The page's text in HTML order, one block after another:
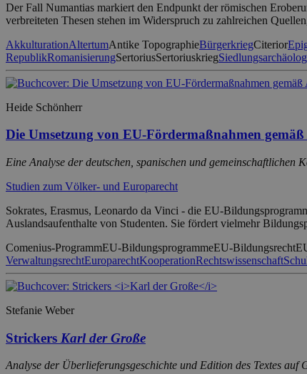
Der Fall Numantias markiert den Endpunkt der römischen
verbreiteten Thesen stehen im Widerspruch zu zahlreichen
AkkulturationAltertumAntike TopographieBürgerkriegCiterior
RepublikRomanisierungSertoriusSertoriuskrieg
Heide Schönherr
Die Umsetzung von EU-Fördermaßnahmen
Eine Analyse der deutschen, spanischen und gemeinschaftlichen
Studien zum Völker- und Europarecht
Sokrates, Erasmus, Leonardo da Vinci - die EU-
Auslandsaufenthalte von Studenten. Sie fördert vielmehr
Comenius-ProgrammEU-BildungsprogrammeEU-Bildungsrecht
VerwaltungsrechtEuroparechtKooperationRechtswissenschaft
Stefanie Weber
Strickers Karl der Große
Analyse der Überlieferungsgeschichte und Edition des Textes auf